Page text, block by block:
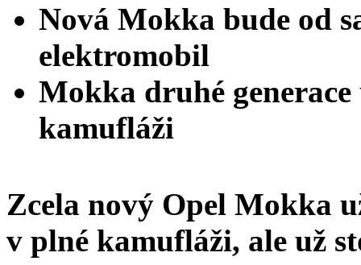
Nová Mokka bude od
elektromobil
Mokka druhé generace
kamufláži
Zcela nový Opel Mokka
v plné kamufláži, ale už